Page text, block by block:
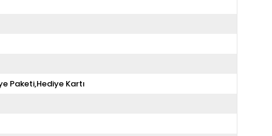
Paketi,Hediye Kartı